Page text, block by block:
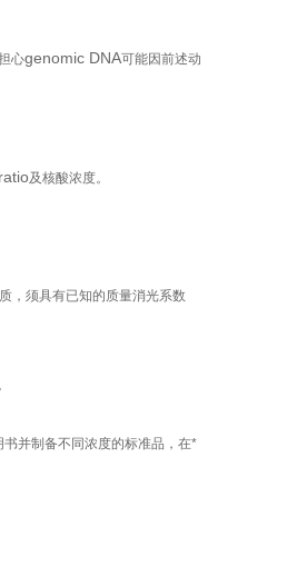
心genomic DNA可能因前述动
及核酸浓度。
，须具有已知的质量消光系数
并制备不同浓度的标准品，在*